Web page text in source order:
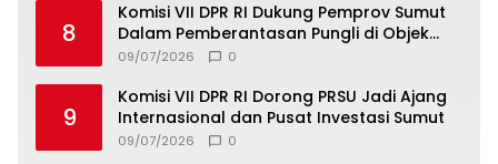
8
Komisi VII DPR RI Dukung Pemprov Sumut
Dalam Pemberantasan Pungli di Objek
Wisata
09/07/2026 0
9
Komisi VII DPR RI Dorong PRSU Jadi Ajang
Internasional dan Pusat Investasi Sumut
09/07/2026 0